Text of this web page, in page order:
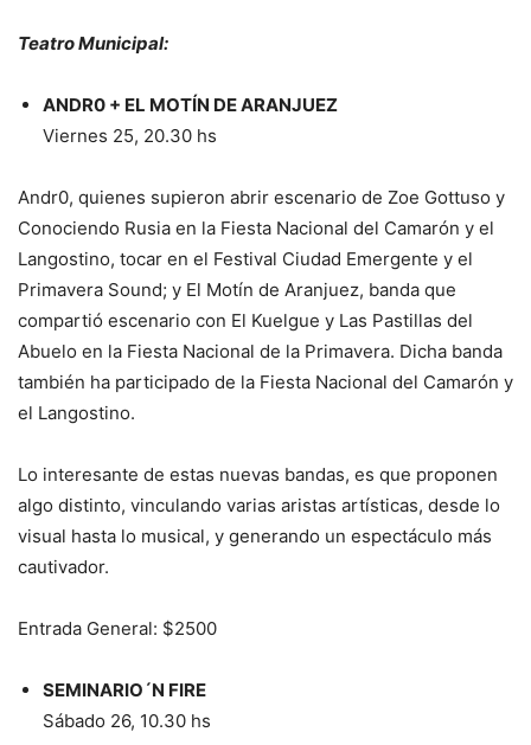
Teatro Municipal:
ANDR0 + EL MOTÍN DE ARANJUEZ
Viernes 25, 20.30 hs
Andr0, quienes supieron abrir escenario de Zoe Gottuso y
Conociendo Rusia en la Fiesta Nacional del Camarón y el
Langostino, tocar en el Festival Ciudad Emergente y el
Primavera Sound; y El Motín de Aranjuez, banda que
compartió escenario con El Kuelgue y Las Pastillas del
Abuelo en la Fiesta Nacional de la Primavera. Dicha banda
también ha participado de la Fiesta Nacional del Camarón y
el Langostino.
Lo interesante de estas nuevas bandas, es que proponen
algo distinto, vinculando varias aristas artísticas, desde lo
visual hasta lo musical, y generando un espectáculo más
cautivador.
Entrada General: $2500
SEMINARIO´N FIRE
Sábado 26, 10.30 hs